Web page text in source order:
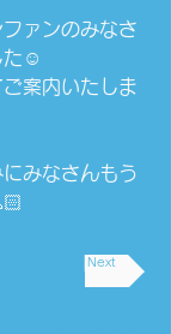
ァンのみなさ
た☺️
案内いたしま
みなさんもう
Next